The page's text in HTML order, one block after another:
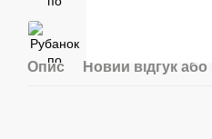
Опис Новий відгук